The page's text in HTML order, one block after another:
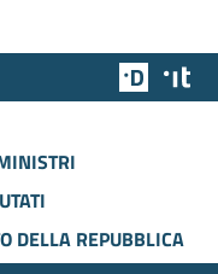
Team
DELLA REPUBBLICA